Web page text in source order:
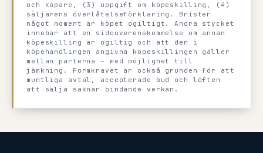
och köpare, (3) uppgift om köpeskilling, (4)
säljarens överlåtelseförklaring. Brister
något moment är köpet ogiltigt. Andra stycket
innebär att en sidoöverenskommelse om annan
köpeskilling är ogiltig och att den i
köpehandlingen angivna köpeskillingen gäller
mellan parterna – med möjlighet till
jämkning. Formkravet är också grunden för att
muntliga avtal, accepterade bud och löften
att sälja saknar bindande verkan.